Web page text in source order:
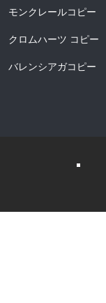
モンクレールコピー
クロムハーツ コピー
バレンシアガコピー